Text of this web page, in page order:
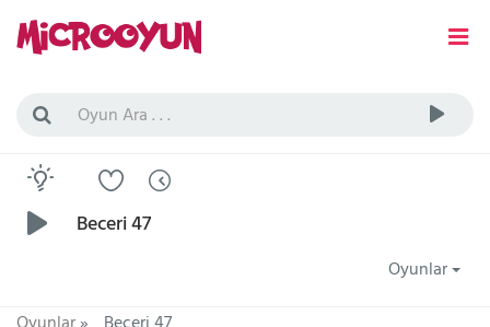
Beceri 47
Oyunlar